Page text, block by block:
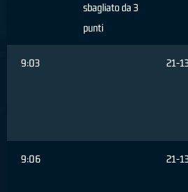
sbagliato da 3
punti
9:03 21-
9:06 21-